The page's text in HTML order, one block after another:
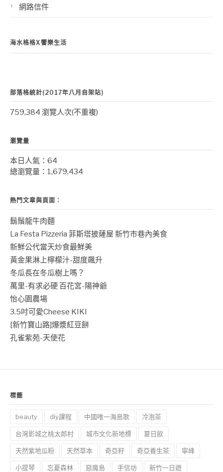
網路信件
海水格格X饗樂生活
部落格統計(2017年八月自架站)
759,384 瀏覽人次(不重複)
瀏覽量
本日人氣：64
總瀏覽量：1,679,434
熱門文章與頁面︰
鬍鬚龍牛肉麵
La Festa Pizzeria 菲斯塔披薩屋 新竹市巷內美食
新鮮公代當天炒食最鮮美
黃金果淋上檸檬汁-甜度飆升
冬瓜長在冬瓜樹上嗎？
萬里-有求必硬 百花宮-陽神爺
怡心園農場
3.5吋可愛Cheese KIKI
[新竹寶山路]爆漿紅豆餅
孔雀紫苑-天使花
標籤
beauty diy課程 中國唯一海島歌 冷泡茶
台灣影城之桃太郎村 城市文化新地標 夏日飲
天然紫地瓜粉 天然草本 奇亞籽 奇亞養生茶 寧峰
小提琴 忘憂森林 惡魔島 手信坊 新竹一日遊